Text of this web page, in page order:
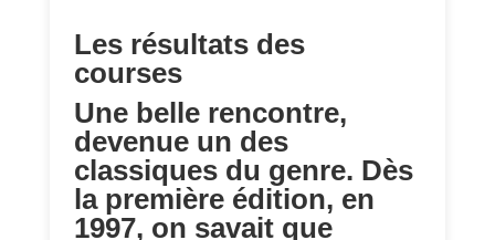
Les résultats des
courses
Une belle rencontre,
devenue un des
classiques du genre. Dès
la première édition, en
1997, on savait que